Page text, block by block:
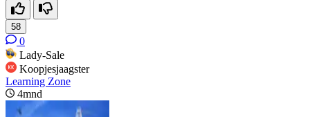
58
0
Lady-Sale
Koopjesjaagster
Learning Zone
4mnd